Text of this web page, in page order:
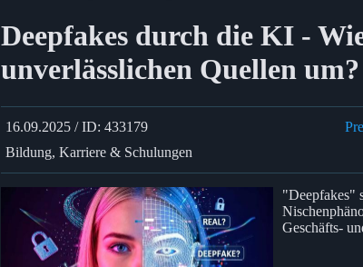
Deepfakes durch die KI -
unverlässlichen Quellen um?
16.09.2025 / ID: 433179
Bildung, Karriere & Schulungen
"Deepfakes"
Geschäfts-